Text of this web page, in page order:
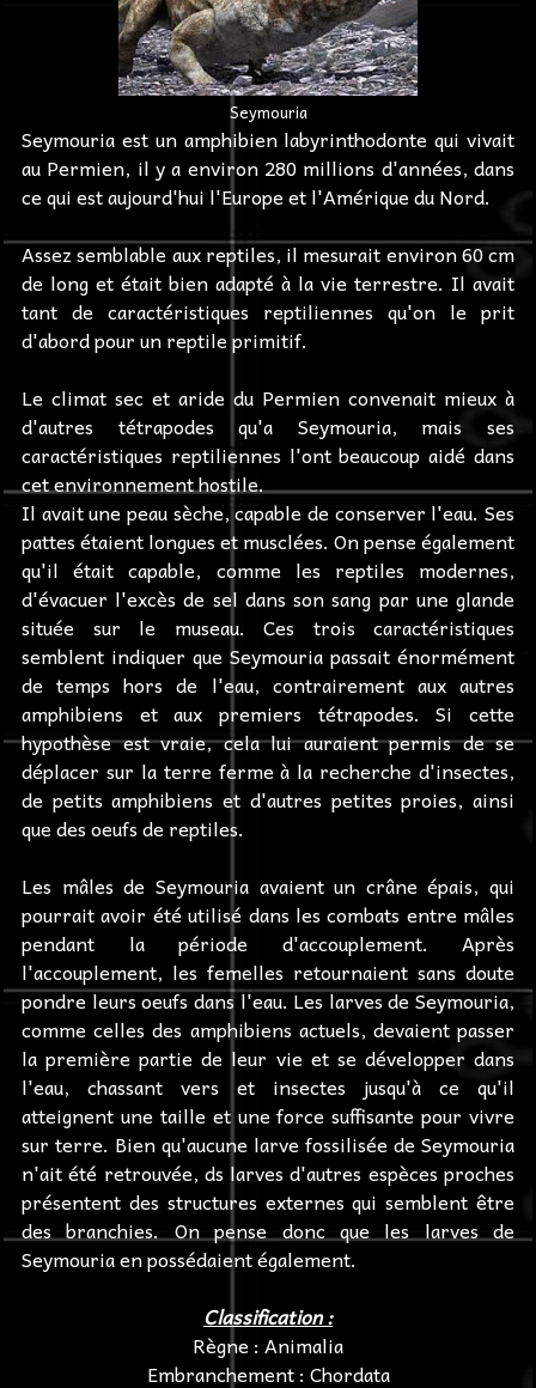
Seymouria
Seymouria est un amphibien labyrinthodonte qui vivait
au Permien, il y a environ 280 millions d'années, dans
ce qui est aujourd'hui l'Europe et l'Amérique du Nord.
Assez semblable aux reptiles, il mesurait environ 60 cm
de long et était bien adapté à la vie terrestre. Il avait
tant de caractéristiques reptiliennes qu'on le prit
d'abord pour un reptile primitif.
Le climat sec et aride du Permien convenait mieux à
d'autres tétrapodes qu'a Seymouria, mais ses
caractéristiques reptiliennes l'ont beaucoup aidé dans
cet environnement hostile.
Il avait une peau sèche, capable de conserver l'eau. Ses
pattes étaient longues et musclées. On pense également
qu'il était capable, comme les reptiles modernes,
d'évacuer l'excès de sel dans son sang par une glande
située sur le museau. Ces trois caractéristiques
semblent indiquer que Seymouria passait énormément
de temps hors de l'eau, contrairement aux autres
amphibiens et aux premiers tétrapodes. Si cette
hypothèse est vraie, cela lui auraient permis de se
déplacer sur la terre ferme à la recherche d'insectes,
de petits amphibiens et d'autres petites proies, ainsi
que des oeufs de reptiles.
Les mâles de Seymouria avaient un crâne épais, qui
pourrait avoir été utilisé dans les combats entre mâles
pendant la période d'accouplement. Après
l'accouplement, les femelles retournaient sans doute
pondre leurs oeufs dans l'eau. Les larves de Seymouria,
comme celles des amphibiens actuels, devaient passer
la première partie de leur vie et se développer dans
l'eau, chassant vers et insectes jusqu'à ce qu'il
atteignent une taille et une force suffisante pour vivre
sur terre. Bien qu'aucune larve fossilisée de Seymouria
n'ait été retrouvée, ds larves d'autres espèces proches
présentent des structures externes qui semblent être
des branchies. On pense donc que les larves de
Seymouria en possédaient également.
Classification :
Règne : Animalia
Embranchement : Chordata